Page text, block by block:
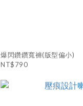
爆閃鑽鑽寬褲(版型偏小)
NT$790